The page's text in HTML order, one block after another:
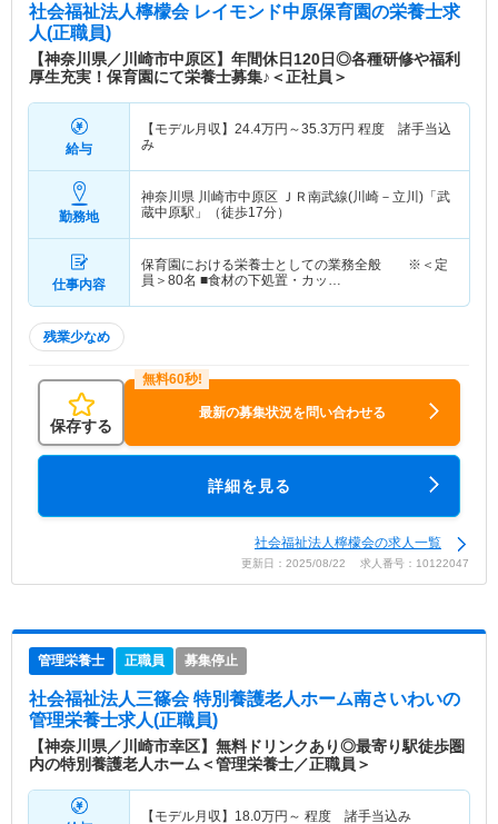
社会福祉法人檸檬会 レイモンド中原保育園の栄養士求
人(正職員)
【神奈川県／川崎市中原区】年間休日120日◎各種研修や福利
厚生充実！保育園にて栄養士募集♪＜正社員＞
給与
【モデル月収】 24.4万円～35.3万円 程度 諸手当込
み
勤務地
神奈川県 川崎市中原区 ＪＲ南武線(川崎－立川)「武
蔵中原駅」（徒歩17分）
仕事内容
保育園における栄養士としての業務全般 ※＜定
員＞80名 ■食材の下処置・カッ…
残業少なめ
保存する
最新の募集状況を問い合わせる
詳細を見る
社会福祉法人檸檬会の求人一覧
更新日：2025/08/22 求人番号：10122047
管理栄養士 正職員 募集停止
社会福祉法人三篠会 特別養護老人ホーム南さいわいの
管理栄養士求人(正職員)
【神奈川県／川崎市幸区】無料ドリンクあり◎最寄り駅徒歩圏
内の特別養護老人ホーム＜管理栄養士／正職員＞
【モデル月収】 18.0万円～ 程度 諸手当込み